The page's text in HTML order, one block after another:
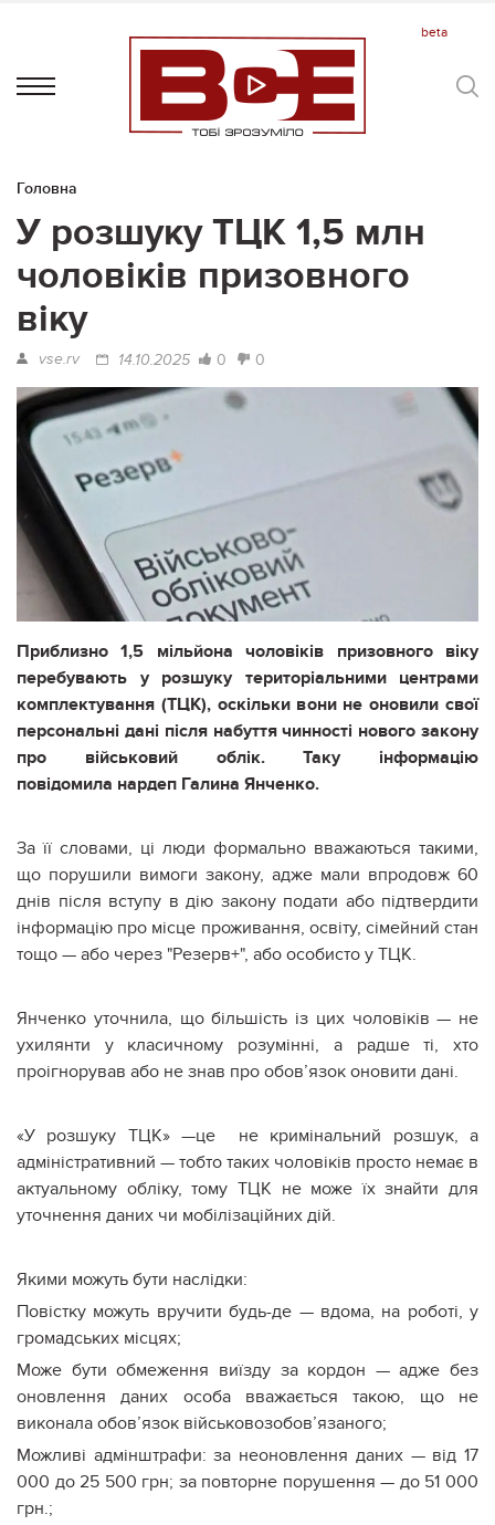
Головна
У розшуку ТЦК 1,5 млн
чоловіків призовного
віку
vse.rv 14.10.2025 0 0
Приблизно 1,5 мільйона чоловіків призовного віку
перебувають у розшуку територіальними центрами
комплектування (ТЦК), оскільки вони не оновили свої
персональні дані після набуття чинності нового закону
про військовий облік. Таку інформацію
повідомила нардеп Галина Янченко.
За її словами, ці люди формально вважаються такими,
що порушили вимоги закону, адже мали впродовж 60
днів після вступу в дію закону подати або підтвердити
інформацію про місце проживання, освіту, сімейний стан
тощо — або через "Резерв+", або особисто у ТЦК.
Янченко уточнила, що більшість із цих чоловіків — не
ухилянти у класичному розумінні, а радше ті, хто
проігнорував або не знав про обов’язок оновити дані.
«У розшуку ТЦК» —це не кримінальний розшук, а
адміністративний — тобто таких чоловіків просто немає в
актуальному обліку, тому ТЦК не може їх знайти для
уточнення даних чи мобілізаційних дій.
Якими можуть бути наслідки:
Повістку можуть вручити будь-де — вдома, на роботі, у
громадських місцях;
Може бути обмеження виїзду за кордон — адже без
оновлення даних особа вважається такою, що не
виконала обов’язок військовозобов’язаного;
Можливі адмінштрафи: за неоновлення даних — від 17
000 до 25 500 грн; за повторне порушення — до 51 000
грн.;